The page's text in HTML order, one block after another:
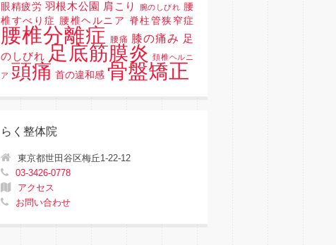
眼精疲労 羽根木公園 肩こり 腕のしびれ 腰
椎すべり症 腰椎ヘルニア 脊柱管狭窄症
腰椎分離症 腰痛 膝の痛み 足
のしびれ 足底筋膜炎 頚椎ヘルニ
ア 頭痛 首の違和感 骨盤矯正
らく整体院
東京都世田谷区梅丘1-22-12
03-3426-0778
アクセス
お問い合わせ